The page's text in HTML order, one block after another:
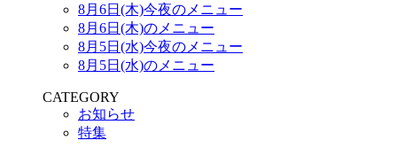
8月6日(木)今夜のメニュー
8月6日(木)のメニュー
8月5日(水)今夜のメニュー
8月5日(水)のメニュー
CATEGORY
お知らせ
特集